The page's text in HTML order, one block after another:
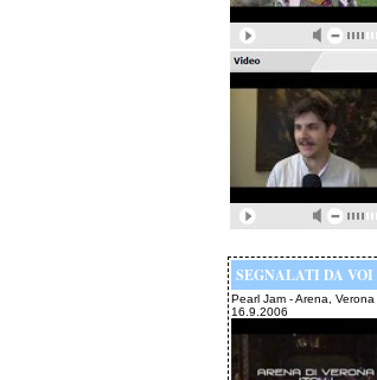
SEGNALATI DA VOI
Pearl Jam - Arena, Verona
16.9.2006